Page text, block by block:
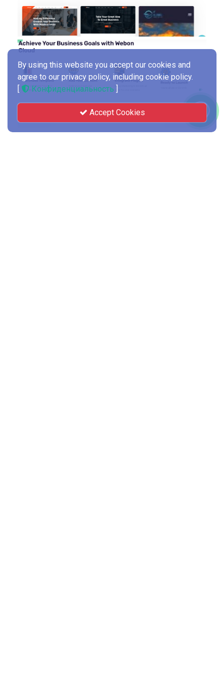
By using this website you accept our cookies and
agree to our privacy policy, including cookie policy.
[
Конфиденциальность ]
Accept Cookies